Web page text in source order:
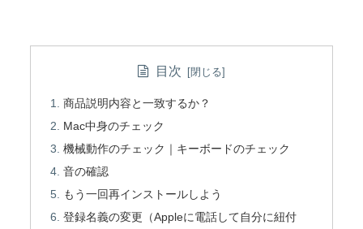
目次
商品説明内容と一致するか？
Mac中身のチェック
機械動作のチェック｜キーボードのチェック
音の確認
もう一回再インストールしよう
登録名義の変更（Appleに電話して自分に紐付